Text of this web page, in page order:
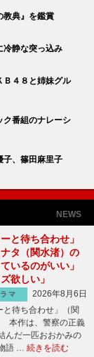
典』を鑑賞
静な突っ込み
４８と姉妹グル
番組のナレーシ
、篠田麻里子
NEWS
と待ち合わせ」
タ（関水渚）の
いるのがいい」
欲しい」
ラマ
2026年8月6日
待ち合わせ」（関
本作は、警察の正義
んだ一匹おおかみの
語 … 続きを読む